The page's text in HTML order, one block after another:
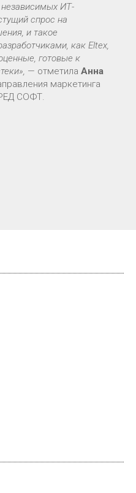
независимых ИТ-
спрос на
и такое
как Eltex,
готовые к
— отметила Анна
маркетинга
СОФТ.